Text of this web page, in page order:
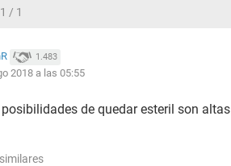
/ 1
1.483
2018 a las 05:55
de quedar esteril son altas